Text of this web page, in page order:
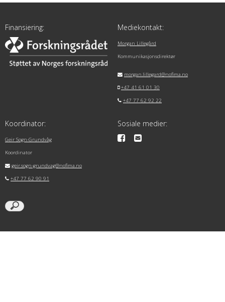
Finansiering: Mediekontakt:
Morgan Lillegård
Kommunikasjonsdirektør
morgan.lillegard@nofima.no
+47 41 61 01 30
+47 77 62 92 22
Koordinator:
Geir Sogn-Grundvåg
Koordinator
geir.sogn-grundvag@nofima.no
+47 77 62 90 91
Sosiale medier: